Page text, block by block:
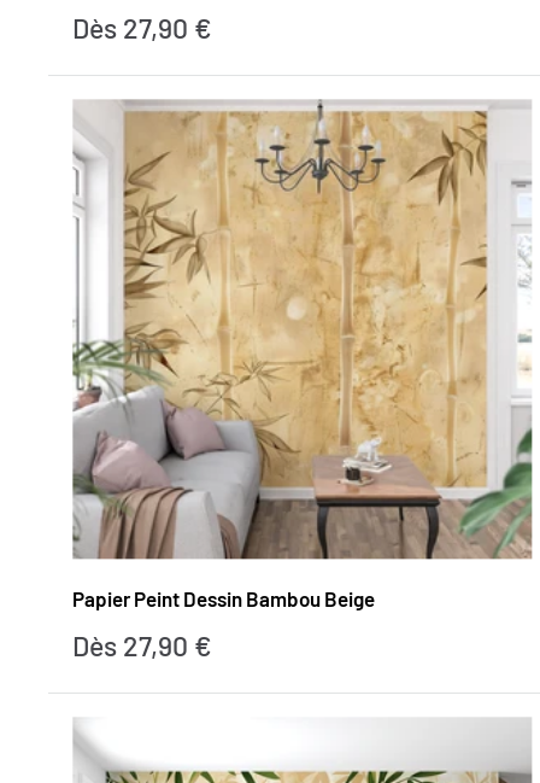
Prix
Dès 27,90 €
Papier Peint Dessin Bambou Beige
Prix
Dès 27,90 €